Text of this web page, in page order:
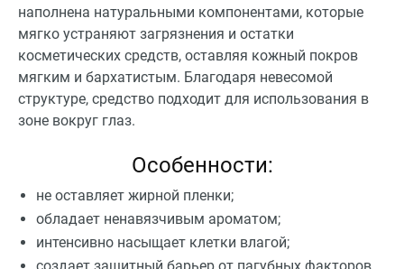
наполнена натуральными компонентами, которые
мягко устраняют загрязнения и остатки
косметических средств, оставляя кожный покров
мягким и бархатистым. Благодаря невесомой
структуре, средство подходит для использования в
зоне вокруг глаз.
Особенности:
не оставляет жирной пленки;
обладает ненавязчивым ароматом;
интенсивно насыщает клетки влагой;